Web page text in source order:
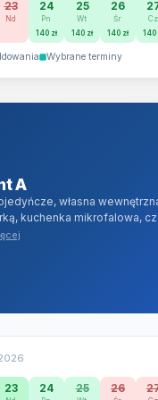
23
Nd
24
Pn
140 zł
25
Wt
140 zł
26
Śr
140 zł
Cz
140
Wybrane terminy
A
własna
kuchenka mikrofalowa,
w jakości cyfrowej)
23 24 25 26